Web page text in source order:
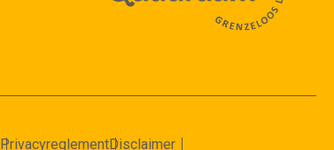
PrivacyreglementDisclaimer